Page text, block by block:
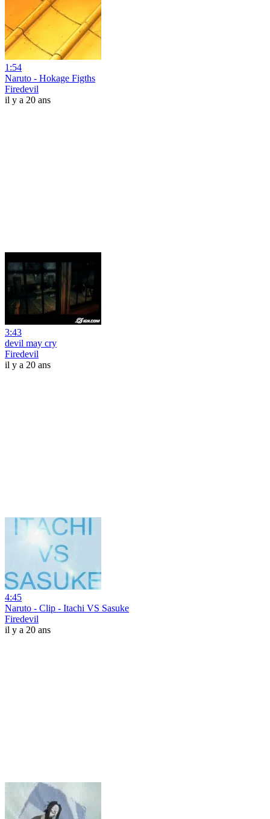
1:54
Naruto - Hokage Figths
Firedevil
il y a 20 ans
3:43
devil may cry
Firedevil
il y a 20 ans
4:45
Naruto - Clip - Itachi VS Sasuke
Firedevil
il y a 20 ans